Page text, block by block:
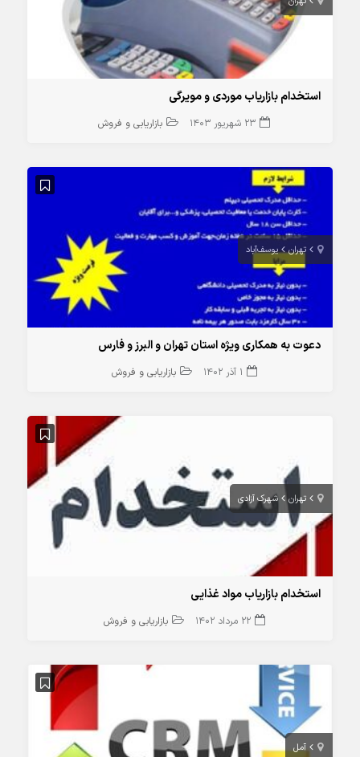
استخدام بازاریاب موردی و مویرگی
23 شهریور 1403 بازاریابی و فروش
تهران یوسف‌آباد
دعوت به همکاری ویژه استان تهران و البرز و فارس
1 آذر 1402 بازاریابی و فروش
تهران شهرک آزادی
استخدام بازاریاب مواد غذایی
22 مرداد 1402 بازاریابی و فروش
آمل